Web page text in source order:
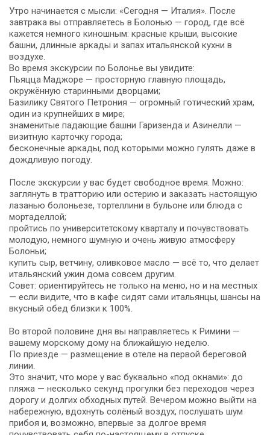
Утро начинается с мысли: «Сегодня — Италия». После
завтрака вы отправляетесь в Болонью — город, где всё
кажется немного киношным: красные крыши, высокие
башни, длинные аркады и запах итальянской кухни в
воздухе.
Во время экскурсии по Болонье вы увидите:
Пьяцца Маджоре — просторную главную площадь,
окружённую старинными дворцами;
Базилику Святого Петрония — огромный готический храм,
один из крупнейших в мире;
знаменитые падающие башни Гаризенда и Азинелли —
визитную карточку города;
бесконечные аркады, под которыми можно гулять даже в
дождливую погоду.
После экскурсии у вас будет свободное время. Можно:
заглянуть в тратторию или остерию и заказать настоящую
лазанью болоньезе, тортеллини в бульоне или блюда с
мортаделлой;
пройтись по университетскому кварталу и почувствовать
молодую, немного шумную и очень живую атмосферу
Болоньи;
купить сыр, ветчину, оливковое масло — всё то, что делает
итальянский ужин дома совсем другим.
Совет: ориентируйтесь не только на меню, но и на местных
— если видите, что в кафе сидят сами итальянцы, шансы на
вкусный обед близки к 100%.
Во второй половине дня вы направляетесь к Римини —
вашему морскому дому на ближайшую неделю.
По приезде — размещение в отеле на первой береговой
линии.
Это значит, что море у вас буквально «под окнами»: до
пляжа — несколько секунд прогулки без переходов через
дорогу и долгих обходных путей. Вечером можно выйти на
набережную, вдохнуть солёный воздух, послушать шум
прибоя и, возможно, впервые за долгое время